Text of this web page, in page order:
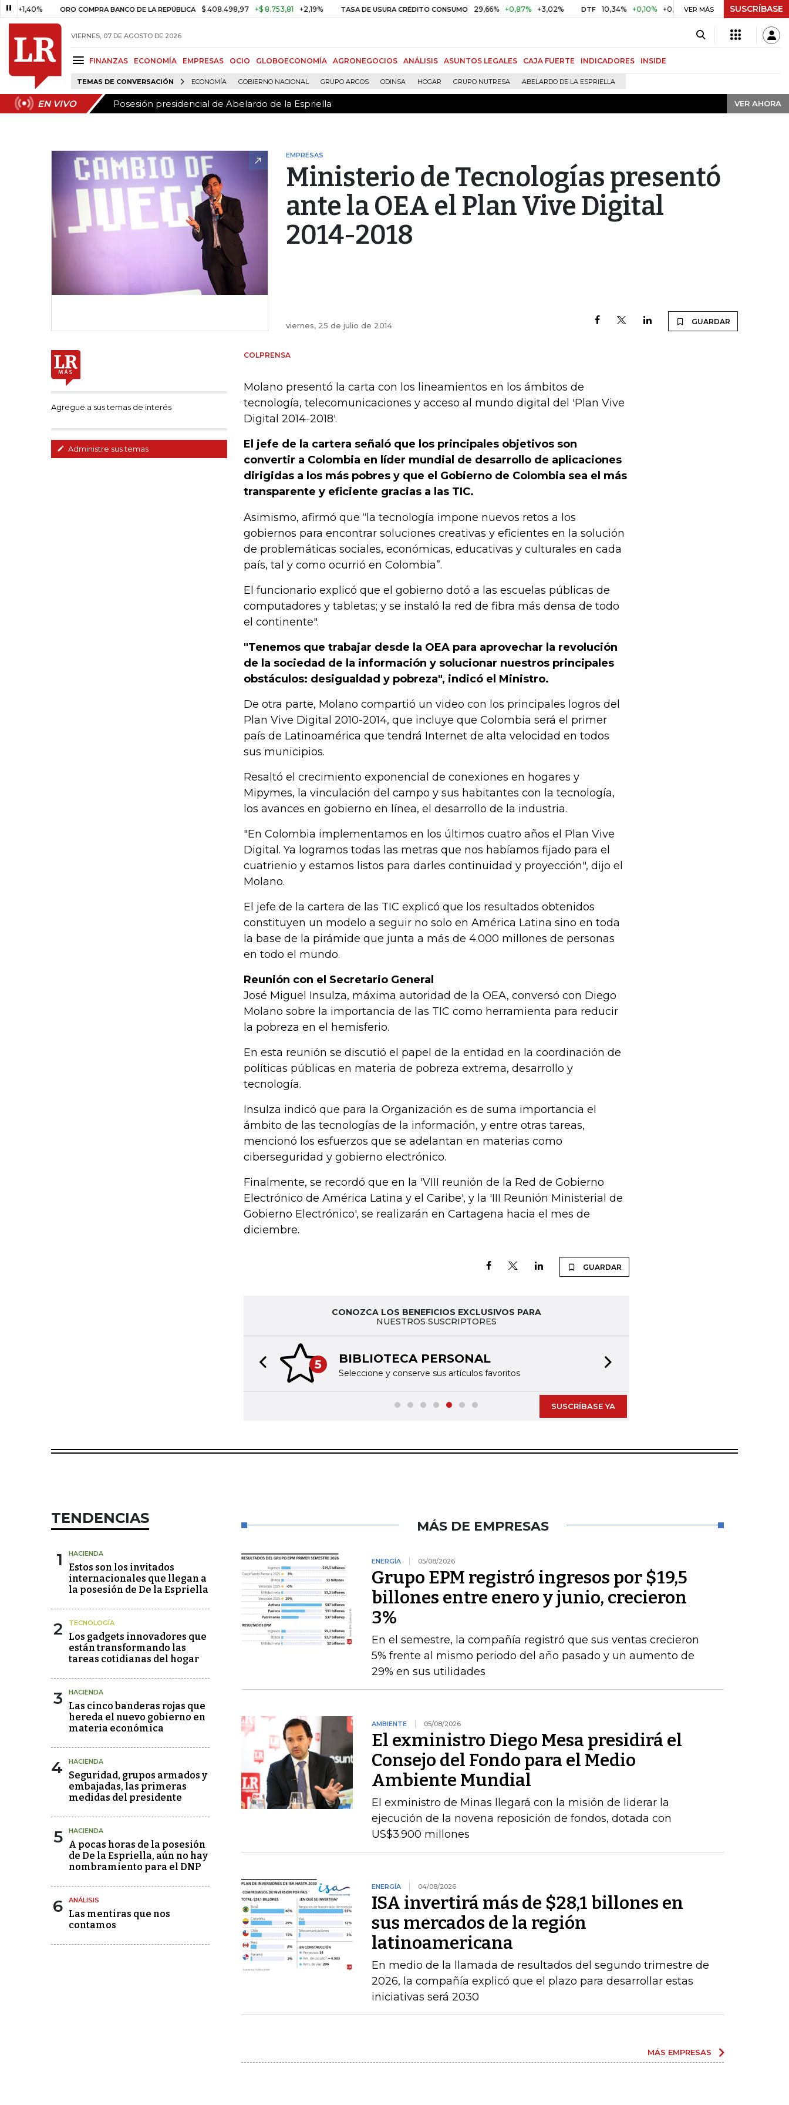
ORO COMPRA BANCO DE LA REPÚBLICA $ 408.498,97 +$ 8.753,81 +2,19% TASA DE USURA CRÉDITO CONSUMO 29,66% +0,87% +3,02% DTF 10,34% +0,10% +0,98% UVR $ 416,91 +$ 0,05 +0,01%
VER MÁS SUSCRÍBASE
VIERNES, 07 DE AGOSTO DE 2026
FINANZAS ECONOMÍA EMPRESAS OCIO GLOBOECONOMÍA AGRONEGOCIOS ANÁLISIS ASUNTOS LEGALES CAJA FUERTE INDICADORES INSIDE
TEMAS DE CONVERSACIÓN ECONOMÍA GOBIERNO NACIONAL GRUPO ARGOS ODINSA HOGAR GRUPO NUTRESA ABELARDO DE LA ESPRIELLA
EN VIVO Posesión presidencial de Abelardo de la Espriella VER AHORA
EN VIVO Posesión presidencial de Abelardo de la Espriella VER AHORA
EMPRESAS
Ministerio de Tecnologías presentó
ante la OEA el Plan Vive Digital
2014-2018
viernes, 25 de julio de 2014 GUARDAR
Agregue a sus temas de interés
Administre sus temas
COLPRENSA
Molano presentó la carta con los lineamientos en los ámbitos de
tecnología, telecomunicaciones y acceso al mundo digital del 'Plan Vive
Digital 2014-2018'.
El jefe de la cartera señaló que los principales objetivos son
convertir a Colombia en líder mundial de desarrollo de aplicaciones
dirigidas a los más pobres y que el Gobierno de Colombia sea el más
transparente y eficiente gracias a las TIC.
Asimismo, afirmó que “la tecnología impone nuevos retos a los
gobiernos para encontrar soluciones creativas y eficientes en la solución
de problemáticas sociales, económicas, educativas y culturales en cada
país, tal y como ocurrió en Colombia”.
El funcionario explicó que el gobierno dotó a las escuelas públicas de
computadores y tabletas; y se instaló la red de fibra más densa de todo
el continente".
"Tenemos que trabajar desde la OEA para aprovechar la revolución
de la sociedad de la información y solucionar nuestros principales
obstáculos: desigualdad y pobreza", indicó el Ministro.
De otra parte, Molano compartió un video con los principales logros del
Plan Vive Digital 2010-2014, que incluye que Colombia será el primer
país de Latinoamérica que tendrá Internet de alta velocidad en todos
sus municipios.
Resaltó el crecimiento exponencial de conexiones en hogares y
Mipymes, la vinculación del campo y sus habitantes con la tecnología,
los avances en gobierno en línea, el desarrollo de la industria.
"En Colombia implementamos en los últimos cuatro años el Plan Vive
Digital. Ya logramos todas las metras que nos habíamos fijado para el
cuatrienio y estamos listos para darles continuidad y proyección", dijo el
Molano.
El jefe de la cartera de las TIC explicó que los resultados obtenidos
constituyen un modelo a seguir no solo en América Latina sino en toda
la base de la pirámide que junta a más de 4.000 millones de personas
en todo el mundo.
Reunión con el Secretario General
José Miguel Insulza, máxima autoridad de la OEA, conversó con Diego
Molano sobre la importancia de las TIC como herramienta para reducir
la pobreza en el hemisferio.
En esta reunión se discutió el papel de la entidad en la coordinación de
políticas públicas en materia de pobreza extrema, desarrollo y
tecnología.
Insulza indicó que para la Organización es de suma importancia el
ámbito de las tecnologías de la información, y entre otras tareas,
mencionó los esfuerzos que se adelantan en materias como
ciberseguridad y gobierno electrónico.
Finalmente, se recordó que en la 'VIII reunión de la Red de Gobierno
Electrónico de América Latina y el Caribe', y la 'III Reunión Ministerial de
Gobierno Electrónico', se realizarán en Cartagena hacia el mes de
diciembre.
GUARDAR
CONOZCA LOS BENEFICIOS EXCLUSIVOS PARA
NUESTROS SUSCRIPTORES
5 BIBLIOTECA PERSONAL
Seleccione y conserve sus artículos favoritos
Previous slide
SUSCRÍBASE YA
TENDENCIAS
1 HACIENDA
Estos son los invitados
internacionales que llegan a
la posesión de De la Espriella
2 TECNOLOGÍA
Los gadgets innovadores que
están transformando las
tareas cotidianas del hogar
3 HACIENDA
Las cinco banderas rojas que
hereda el nuevo gobierno en
materia económica
4 HACIENDA
Seguridad, grupos armados y
embajadas, las primeras
medidas del presidente
5 HACIENDA
A pocas horas de la posesión
de De la Espriella, aún no hay
nombramiento para el DNP
6 ANÁLISIS
Las mentiras que nos
contamos
MÁS DE EMPRESAS
ENERGÍA 05/08/2026
Grupo EPM registró ingresos por $19,5
billones entre enero y junio, crecieron
3%
En el semestre, la compañía registró que sus ventas crecieron
5% frente al mismo periodo del año pasado y un aumento de
29% en sus utilidades
AMBIENTE 05/08/2026
El exministro Diego Mesa presidirá el
Consejo del Fondo para el Medio
Ambiente Mundial
El exministro de Minas llegará con la misión de liderar la
ejecución de la novena reposición de fondos, dotada con
US$3.900 millones
ENERGÍA 04/08/2026
ISA invertirá más de $28,1 billones en
sus mercados de la región
latinoamericana
En medio de la llamada de resultados del segundo trimestre de
2026, la compañía explicó que el plazo para desarrollar estas
iniciativas será 2030
MÁS EMPRESAS